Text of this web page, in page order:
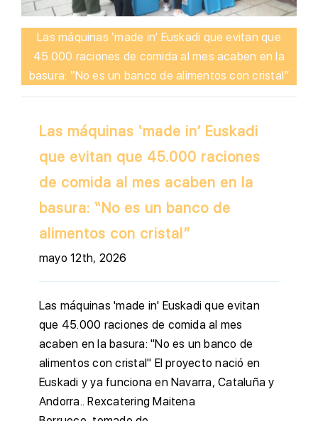
Las máquinas ‘made in’ Euskadi que evitan que
45.000 raciones de comida al mes acaben en la
basura: “No es un banco de alimentos con cristal”
Las máquinas ‘made in’ Euskadi
que evitan que 45.000 raciones
de comida al mes acaben en la
basura: “No es un banco de
alimentos con cristal”
mayo 12th, 2026
Las máquinas 'made in' Euskadi que evitan
que 45.000 raciones de comida al mes
acaben en la basura: "No es un banco de
alimentos con cristal" El proyecto nació en
Euskadi y ya funciona en Navarra, Cataluña y
Andorra.. Rexcatering Maitena